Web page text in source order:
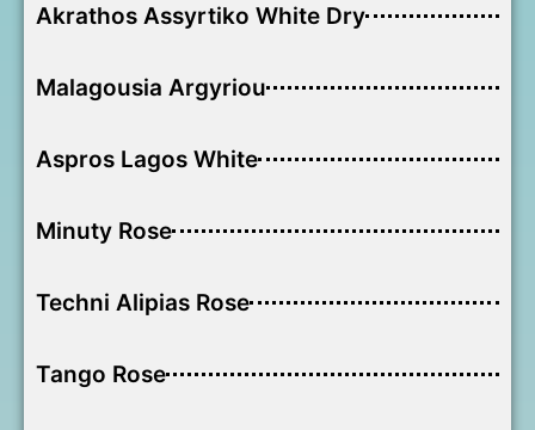
Akrathos Assyrtiko White Dry
Malagousia Argyriou
Aspros Lagos White
Minuty Rose
Techni Alipias Rose
Tango Rose